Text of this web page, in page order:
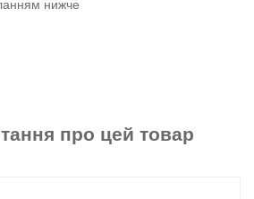
нижче
про цей товар